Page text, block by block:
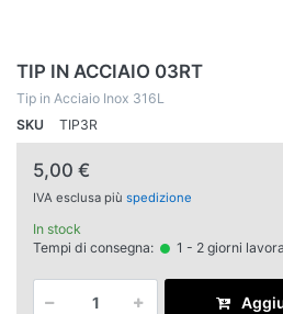
TIP IN ACCIAIO 03RT
Tip in Acciaio Inox 316L
SKU
TIP3R
5,00 €
IVA esclusa più spedizione
In stock
Tempi di consegna:
1 - 2 giorni